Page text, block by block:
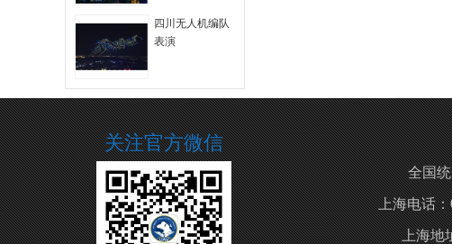
四川无人机编队
表演
全国
上海电话
上海地
关注官方微信